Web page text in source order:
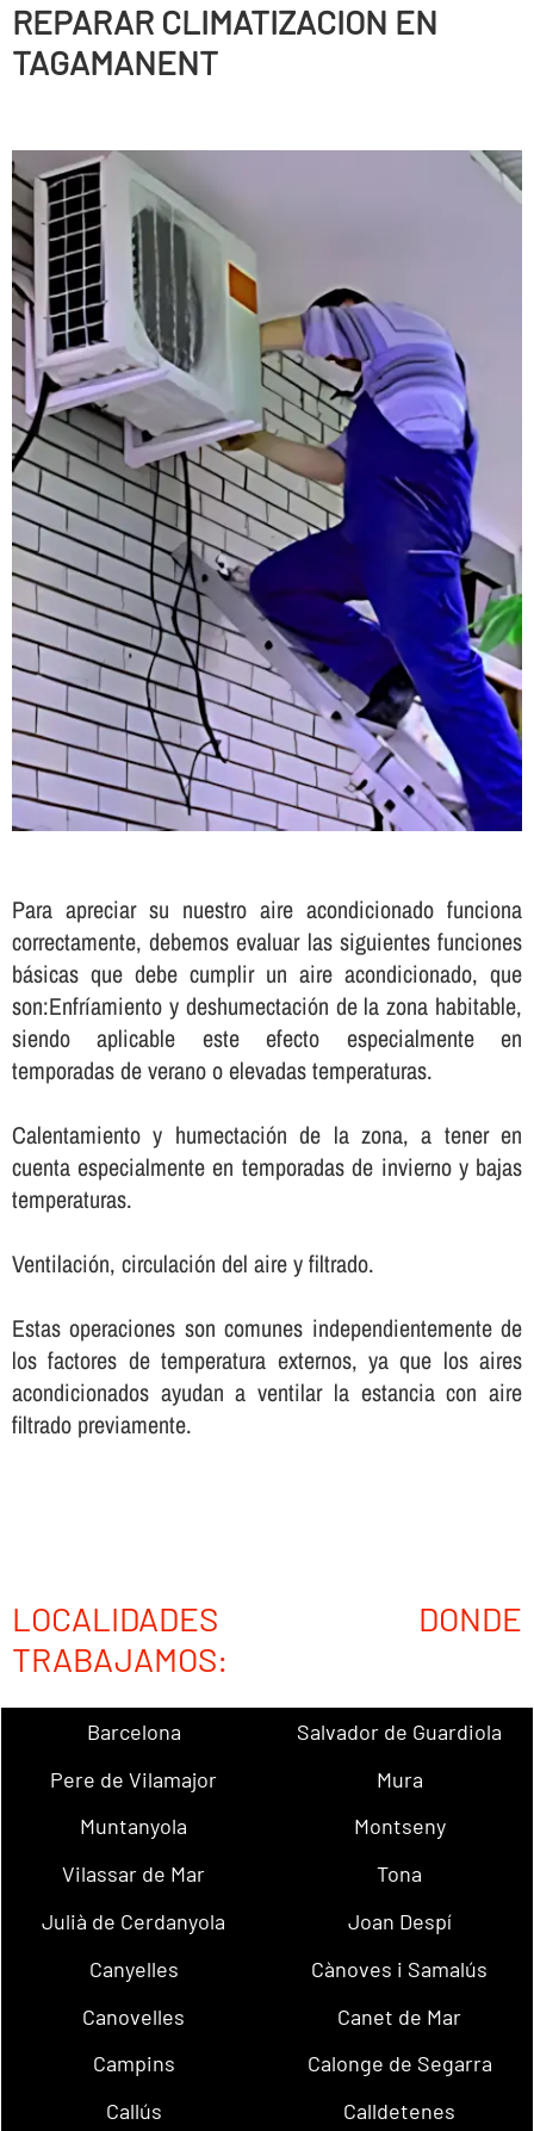
REPARAR CLIMATIZACION EN
TAGAMANENT
Para apreciar su nuestro aire acondicionado funciona
correctamente, debemos evaluar las siguientes funciones
básicas que debe cumplir un aire acondicionado, que
son:Enfrí­amiento y deshumectación de la zona habitable,
siendo aplicable este efecto especialmente en
temporadas de verano o elevadas temperaturas.
Calentamiento y humectación de la zona, a tener en
cuenta especialmente en temporadas de invierno y bajas
temperaturas.
Ventilación, circulación del aire y filtrado.
Estas operaciones son comunes independientemente de
los factores de temperatura externos, ya que los aires
acondicionados ayudan a ventilar la estancia con aire
filtrado previamente.
LOCALIDADES DONDE
TRABAJAMOS:
Barcelona
Salvador de Guardiola
Pere de Vilamajor
Mura
Muntanyola
Montseny
Vilassar de Mar
Tona
Julià de Cerdanyola
Joan Despí
Canyelles
Cànoves i Samalús
Canovelles
Canet de Mar
Campins
Calonge de Segarra
Callús
Calldetenes